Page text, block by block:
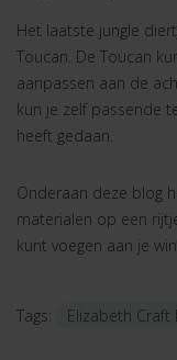
Het laatste jungle
Toucan. De Toucan
aanpassen aan de
kun je zelf passende
heeft gedaan.
Onderaan deze blog
materialen op een
kunt voegen aan je
Tags: Elizabeth Craft